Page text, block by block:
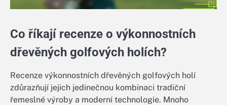
Co říkají recenze o výkonnostních
dřevěných golfových holích?
Recenze výkonnostních dřevěných golfových holí
zdůrazňují jejich jedinečnou kombinaci tradiční
řemeslné výroby a moderní technologie. Mnoho